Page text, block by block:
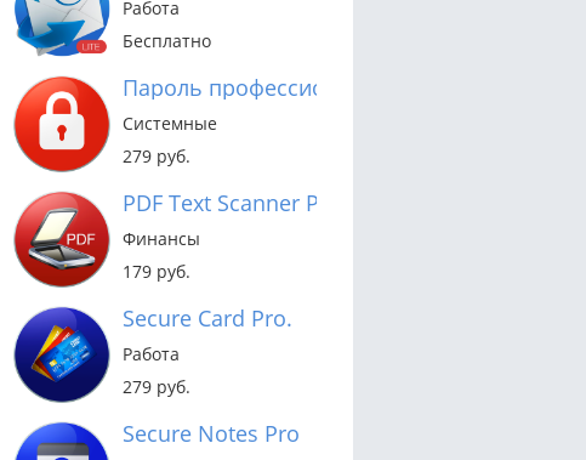
Работа
Бесплатно
Пароль профессиональный
Системные
279 руб.
PDF Text Scanner Pro
Финансы
179 руб.
Secure Card Pro.
Работа
279 руб.
Secure Notes Pro